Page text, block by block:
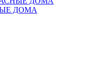
ДОМА